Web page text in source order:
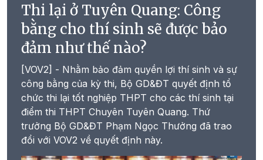
Thi lại ở Tuyên Quang: Công
bằng cho thí sinh sẽ được bảo
đảm như thế nào?
[VOV2] - Nhằm bảo đảm quyền lợi thí sinh và sự
công bằng của kỳ thi, Bộ GD&ĐT quyết định tổ
chức thi lại tốt nghiệp THPT cho các thí sinh tại
điểm thi THPT Chuyên Tuyên Quang. Thứ
trưởng Bộ GD&ĐT Phạm Ngọc Thưởng đã trao
đổi với VOV2 về quyết định này.